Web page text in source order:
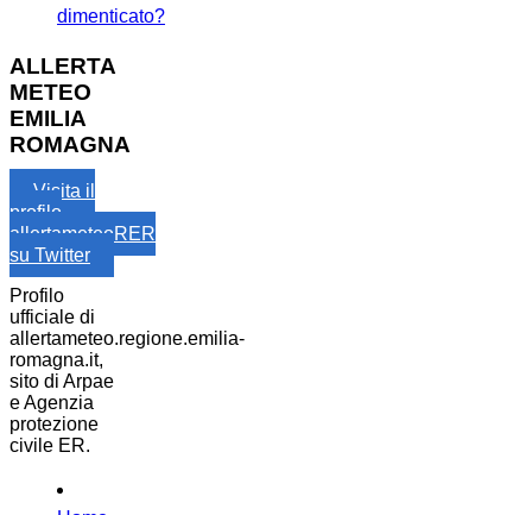
dimenticato?
ALLERTA
METEO
EMILIA
ROMAGNA
Visita il
profilo
allertameteoRER
su Twitter
Profilo
ufficiale di
allertameteo.regione.emilia-
romagna.it,
sito di Arpae
e Agenzia
protezione
civile ER.